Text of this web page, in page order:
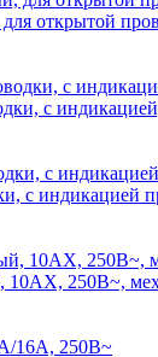
открытой
с
с индикацией
10АХ, 250В~,